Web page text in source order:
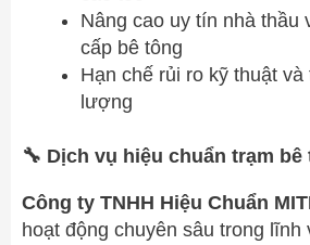
Nâng cao uy tín nhà thầu
cấp bê tông
Hạn chế rủi ro kỹ thuật
lượng
🔧 Dịch vụ hiệu chuẩn trạm bê
Công ty TNHH Hiệu Chuẩn
hoạt động chuyên sâu trong lĩnh